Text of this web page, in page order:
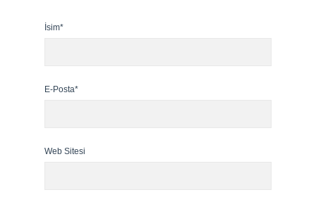
İsim*
E-Posta*
Web Sitesi